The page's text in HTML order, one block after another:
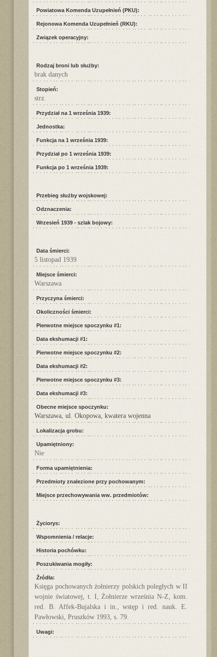
Powiatowa Komenda Uzupełnień (PKU):
Rejonowa Komenda Uzupełnień (RKU):
Związek operacyjny:
Rodzaj broni lub służby:
brak danych
Stopień:
strz.
Przydział na 1 września 1939:
Jednostka:
Funkcja na 1 września 1939:
Przydział po 1 września 1939:
Funkcja po 1 września 1939:
Przebieg służby wojskowej:
Odznaczenia:
Wrzesień 1939 - szlak bojowy:
Data śmierci:
5 listopad 1939
Miejsce śmierci:
Warszawa
Przyczyna śmierci:
Okoliczności śmierci:
Pierwotne miejsce spoczynku #1:
Data ekshumacji #1:
Pierwotne miejsce spoczynku #2:
Data ekshumacji #2:
Pierwotne miejsce spoczynku #3:
Data ekshumacji #3:
Obecne miejsce spoczynku:
Warszawa, ul. Okopowa, kwatera wojenna
Lokalizacja grobu:
Upamiętniony:
Nie
Forma upamiętnienia:
Przedmioty znalezione przy pochowanym:
Miejsce przechowywania ww. przedmiotów:
Życiorys:
Wspomnienia / relacje:
Historia pochówku:
Poszukiwania mogiły:
Źródła:
Księga pochowanych żołnierzy polskich poległych w II
wojnie światowej, t. I, Żołnierze września N-Z, kom.
red. B. Affek-Bujalska i in., wstęp i red. nauk. E.
Pawłowski, Pruszków 1993, s. 79.
Uwagi: